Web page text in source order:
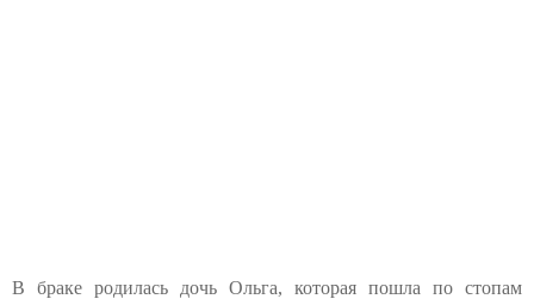
В браке родилась дочь Ольга, которая пошла по стопам